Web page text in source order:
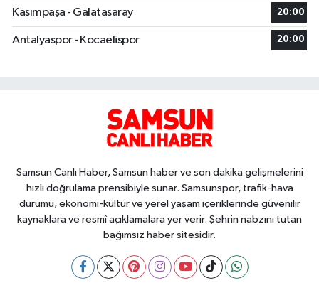
Kasımpaşa - Galatasaray 20:00
Antalyaspor - Kocaelispor 20:00
Samsun Canlı Haber, Samsun haber ve son dakika gelişmelerini
hızlı doğrulama prensibiyle sunar. Samsunspor, trafik-hava
durumu, ekonomi-kültür ve yerel yaşam içeriklerinde güvenilir
kaynaklara ve resmî açıklamalara yer verir. Şehrin nabzını tutan
bağımsız haber sitesidir.